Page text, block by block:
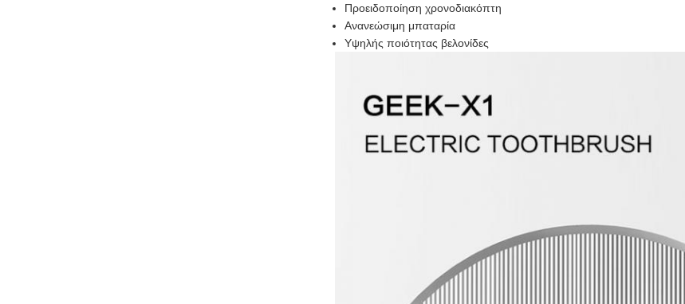
Προειδοποίηση χρονοδιακόπτη
Ανανεώσιμη μπαταρία
Υψηλής ποιότητας βελονίδες